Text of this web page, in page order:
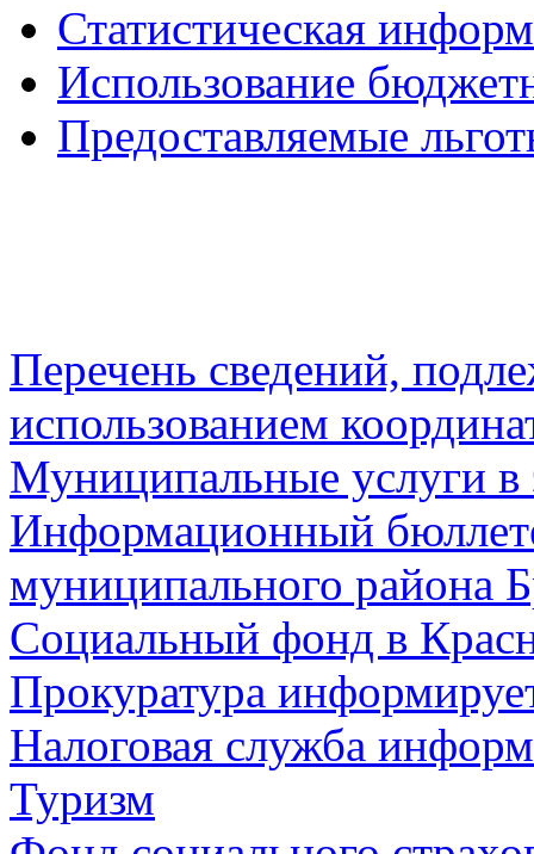
Статистическая
Использование
Предоставляемые
Перечень сведений,
использованием
Муниципальные услуги в
Информационный
муниципального района
Социальный фонд в
Прокуратура
Налоговая служба
Туризм